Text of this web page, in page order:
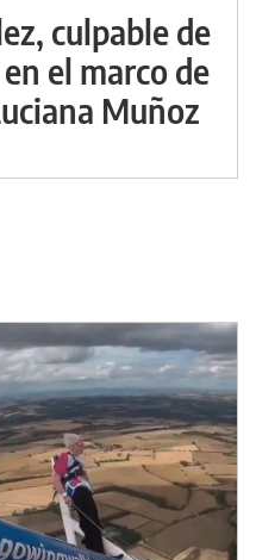
culpable de
el marco de
Muñoz